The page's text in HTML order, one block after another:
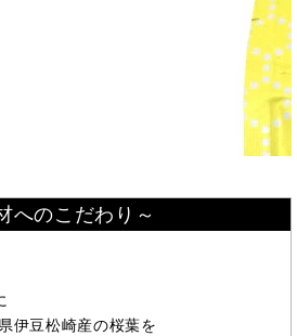
へのこだわり～
伊豆松崎産の桜葉を